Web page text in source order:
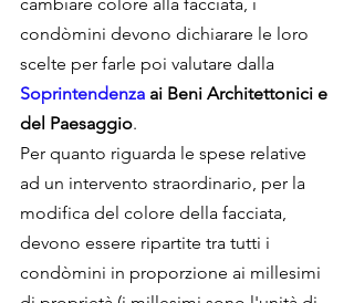
condòmini devono dichiarare le loro
scelte per farle poi valutare dalla
Soprintendenza ai Beni Architettonici e
del Paesaggio.
Per quanto riguarda le spese relative
ad un intervento straordinario, per la
modifica del colore della facciata,
devono essere ripartite tra tutti i
condòmini in proporzione ai millesimi